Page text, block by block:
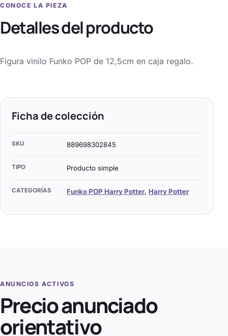
CONOCE LA PIEZA
Detalles del producto
Figura vinilo Funko POP de 12,5cm en caja regalo.
Ficha de colección
SKU 889698302845
TIPO Producto simple
CATEGORÍAS Funko POP Harry Potter, Harry Potter
ANUNCIOS ACTIVOS
Precio anunciado
orientativo